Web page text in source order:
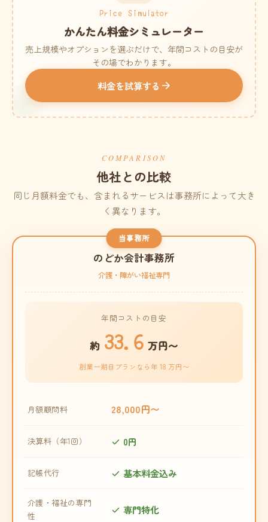
Price Simulator
かんたん料金シミュレーター
売上規模やオプションを選ぶだけで、年間コストの目安が
その場でわかります。
料金を試算する
COMPARISON
他社との比較
同じ月額料金でも、含まれるサービスは事務所によって大き
く異なります。
当事務所
のどか会計事務所
介護・障がい福祉専門
年間コストの目安
約 33.6 万円〜
創業一期目プランなら年 18 万円〜
月額顧問料 28,000円〜
決算料（年1回） 0円
記帳代行 基本料金込み
介護・福祉の専門
性
専門特化